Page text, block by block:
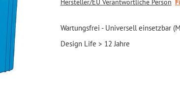
Hersteller/EU Verantwortliche Person
Wartungsfrei - Universell einsetzbar
Design Life > 12 Jahre